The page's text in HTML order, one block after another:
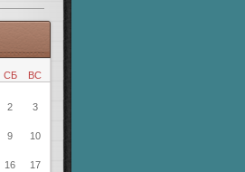
СБ ВС
2 3
9 10
16 17